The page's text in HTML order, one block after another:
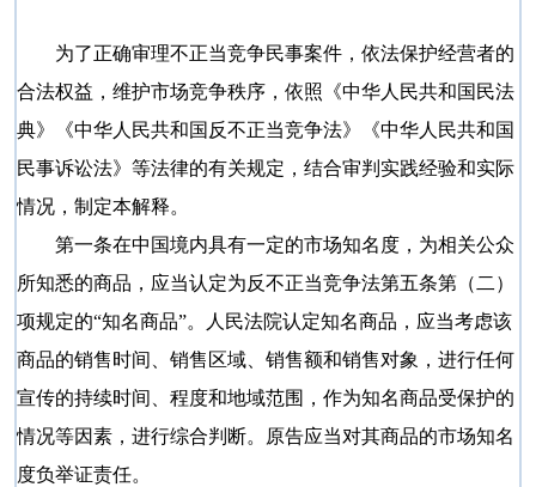
为了正确审理不正当竞争民事案件，依法保护经营者的
合法权益，维护市场竞争秩序，依照《中华人民共和国民法
典》《中华人民共和国反不正当竞争法》《中华人民共和国
民事诉讼法》等法律的有关规定，结合审判实践经验和实际
情况，制定本解释。
第一条在中国境内具有一定的市场知名度，为相关公众
所知悉的商品，应当认定为反不正当竞争法第五条第（二）
项规定的“知名商品”。人民法院认定知名商品，应当考虑该
商品的销售时间、销售区域、销售额和销售对象，进行任何
宣传的持续时间、程度和地域范围，作为知名商品受保护的
情况等因素，进行综合判断。原告应当对其商品的市场知名
度负举证责任。